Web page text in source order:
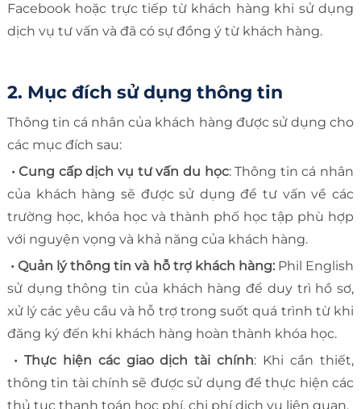
Facebook hoặc trực tiếp từ khách hàng khi sử dụng
dịch vụ tư vấn và đã có sự đồng ý từ khách hàng.
2. Mục đích sử dụng thông tin
Thông tin cá nhân của khách hàng được sử dụng cho
các mục đích sau:
• Cung cấp dịch vụ tư vấn du học: Thông tin cá nhân
của khách hàng sẽ được sử dụng để tư vấn về các
trường học, khóa học và thành phố học tập phù hợp
với nguyện vọng và khả năng của khách hàng.
• Quản lý thông tin và hỗ trợ khách hàng:Phil English
sử dụng thông tin của khách hàng để duy trì hồ sơ,
xử lý các yêu cầu và hỗ trợ trong suốt quá trình từ khi
đăng ký đến khi khách hàng hoàn thành khóa học.
• Thực hiện các giao dịch tài chính: Khi cần thiết,
thông tin tài chính sẽ được sử dụng để thực hiện các
thủ tục thanh toán học phí, chi phí dịch vụ liên quan.